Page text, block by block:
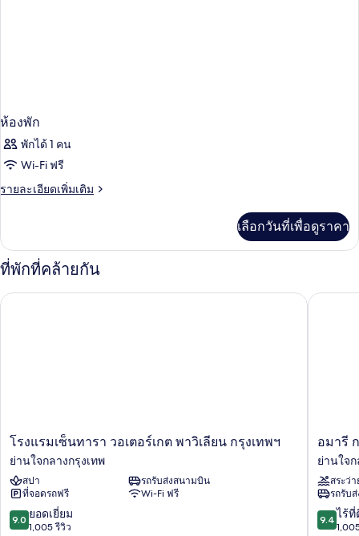
ห้องพัก
พักได้ 1 คน
Wi-Fi ฟรี
รายละเอียดเพิ่มเติม
ราย
เกี่ยว
กับ
ห้อง
เลือกวันที่เพื่อดูราคา
ที่พักที่คล้ายกัน
โรงแรม
เซ็น
ทารา
วอ
เต
อร์
เกต
โรงแรมเซ็นทารา วอเตอร์เกต พาวิเลียน กรุงเทพฯ
ย่านใจกลางกรุงเทพ
สปา
รถรับส่งสนามบิน
ที่จอดรถฟรี
Wi-Fi ฟรี
9.0
จาก
9.0 ยอดเยี่ยม
1,005 รีวิว
โรงแรมเซ็นทารา วอเตอร์เกต พาวิเลียน กรุงเทพฯ
อมา
รี
กรุงเทพ
ย่าน
ใจกลาง
กรุงเทพ
อมารี
ย่านใจก
สระว่
รถรับ
9.4
จาก
9.4 ไร้ที่
อมารี กรุ